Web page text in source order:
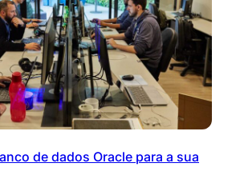
de dados Oracle para a sua